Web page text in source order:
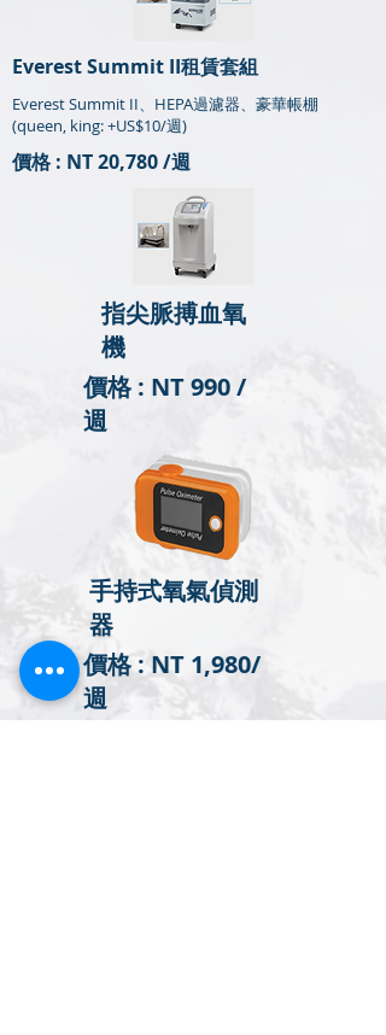
Everest Summit II租賃套組
Everest Summit II、HEPA過濾器、豪華帳棚
(queen, king: +US$10/週)
價格 : NT 20,780 /週
指尖脈搏血氧
機
價格 : NT 990 /
週
手持式氧氣偵測
器
價格 : NT 1,980/
週